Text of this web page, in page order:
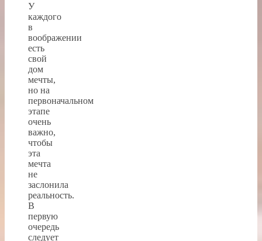
У
каждого
в
воображении
есть
свой
дом
мечты,
но на
первоначальном
этапе
очень
важно,
чтобы
эта
мечта
не
заслонила
реальность.
В
первую
очередь
следует